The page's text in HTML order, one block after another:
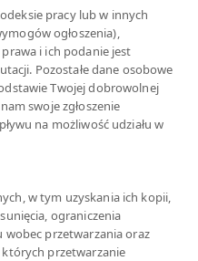
pracy lub w innych
ogłoszenia),
i ich podanie jest
Pozostałe dane osobowe
Twojej dobrowolnej
swoje zgłoszenie
na możliwość udziału w
w tym uzyskania ich kopii,
ograniczenia
wobec przetwarzania oraz
przetwarzanie